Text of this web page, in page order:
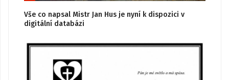
Vše co napsal Mistr Jan Hus je nyní k dispozici v
digitální databázi